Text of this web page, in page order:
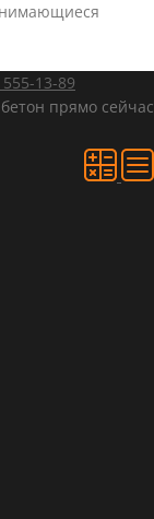
555-13-89
прямо сейчас